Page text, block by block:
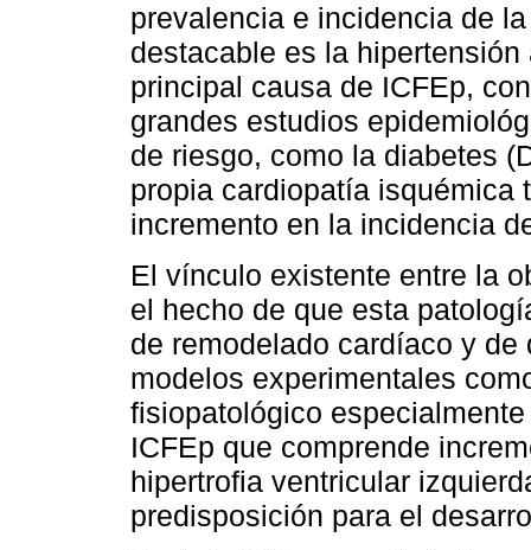
prevalencia e incidencia de
destacable es la
principal causa de ICFEp,
grandes estudios
de riesgo, como la diabetes
propia cardiopatía isquémica
incremento en la incidencia
El vínculo existente entre la
el hecho de que esta
de remodelado cardíaco y
modelos experimentales
fisiopatológico
ICFEp que comprende
hipertrofia ventricular
predisposición para el